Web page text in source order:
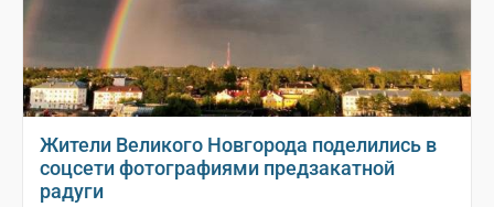
Жители Великого Новгорода поделились в
соцсети фотографиями предзакатной
радуги